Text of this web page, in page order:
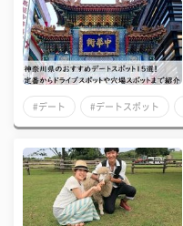
#デート #デートスポット